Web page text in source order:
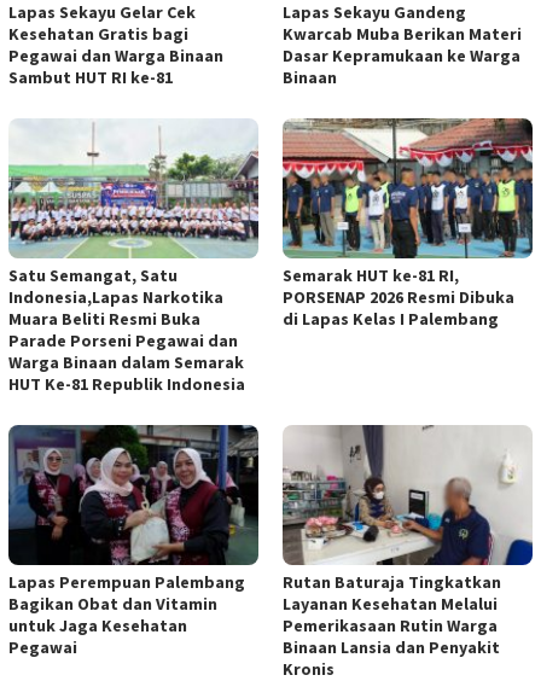
Lapas Sekayu Gelar Cek
Kesehatan Gratis bagi
Pegawai dan Warga Binaan
Sambut HUT RI ke-81
Lapas Sekayu Gandeng
Kwarcab Muba Berikan Materi
Dasar Kepramukaan ke Warga
Binaan
Satu Semangat, Satu
Indonesia,Lapas Narkotika
Muara Beliti Resmi Buka
Parade Porseni Pegawai dan
Warga Binaan dalam Semarak
HUT Ke-81 Republik Indonesia
Semarak HUT ke-81 RI,
PORSENAP 2026 Resmi Dibuka
di Lapas Kelas I Palembang
Lapas Perempuan Palembang
Bagikan Obat dan Vitamin
untuk Jaga Kesehatan
Pegawai
Rutan Baturaja Tingkatkan
Layanan Kesehatan Melalui
Pemerikasaan Rutin Warga
Binaan Lansia dan Penyakit
Kronis